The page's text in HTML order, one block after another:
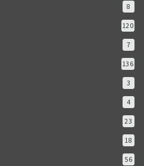
8
120
7
136
3
4
23
18
56